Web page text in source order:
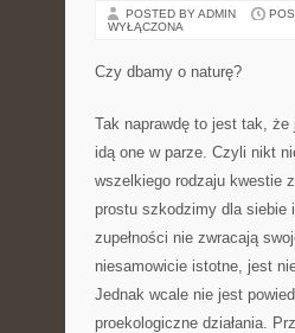
POSTED BY ADMIN
WYŁĄCZONA
Czy dbamy o naturę?
Tak naprawdę to jest tak,
idą one w parze. Czyli nikt
wszelkiego rodzaju kwestie
prostu szkodzimy dla siebie
zupełności nie zwracają
niesamowicie istotne, jest
Jednak wcale nie jest
proekologiczne działania.